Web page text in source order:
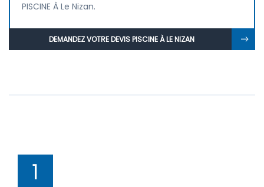
PISCINE À Le Nizan.
DEMANDEZ VOTRE DEVIS PISCINE À LE NIZAN
1